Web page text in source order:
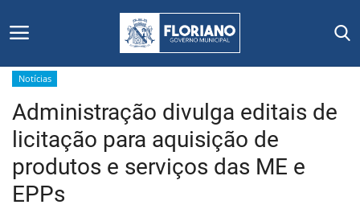
Início
Editais
Floriano
Notícias
Administração divulga editais de
licitação para aquisição de
produtos e serviços das ME e
EPPs